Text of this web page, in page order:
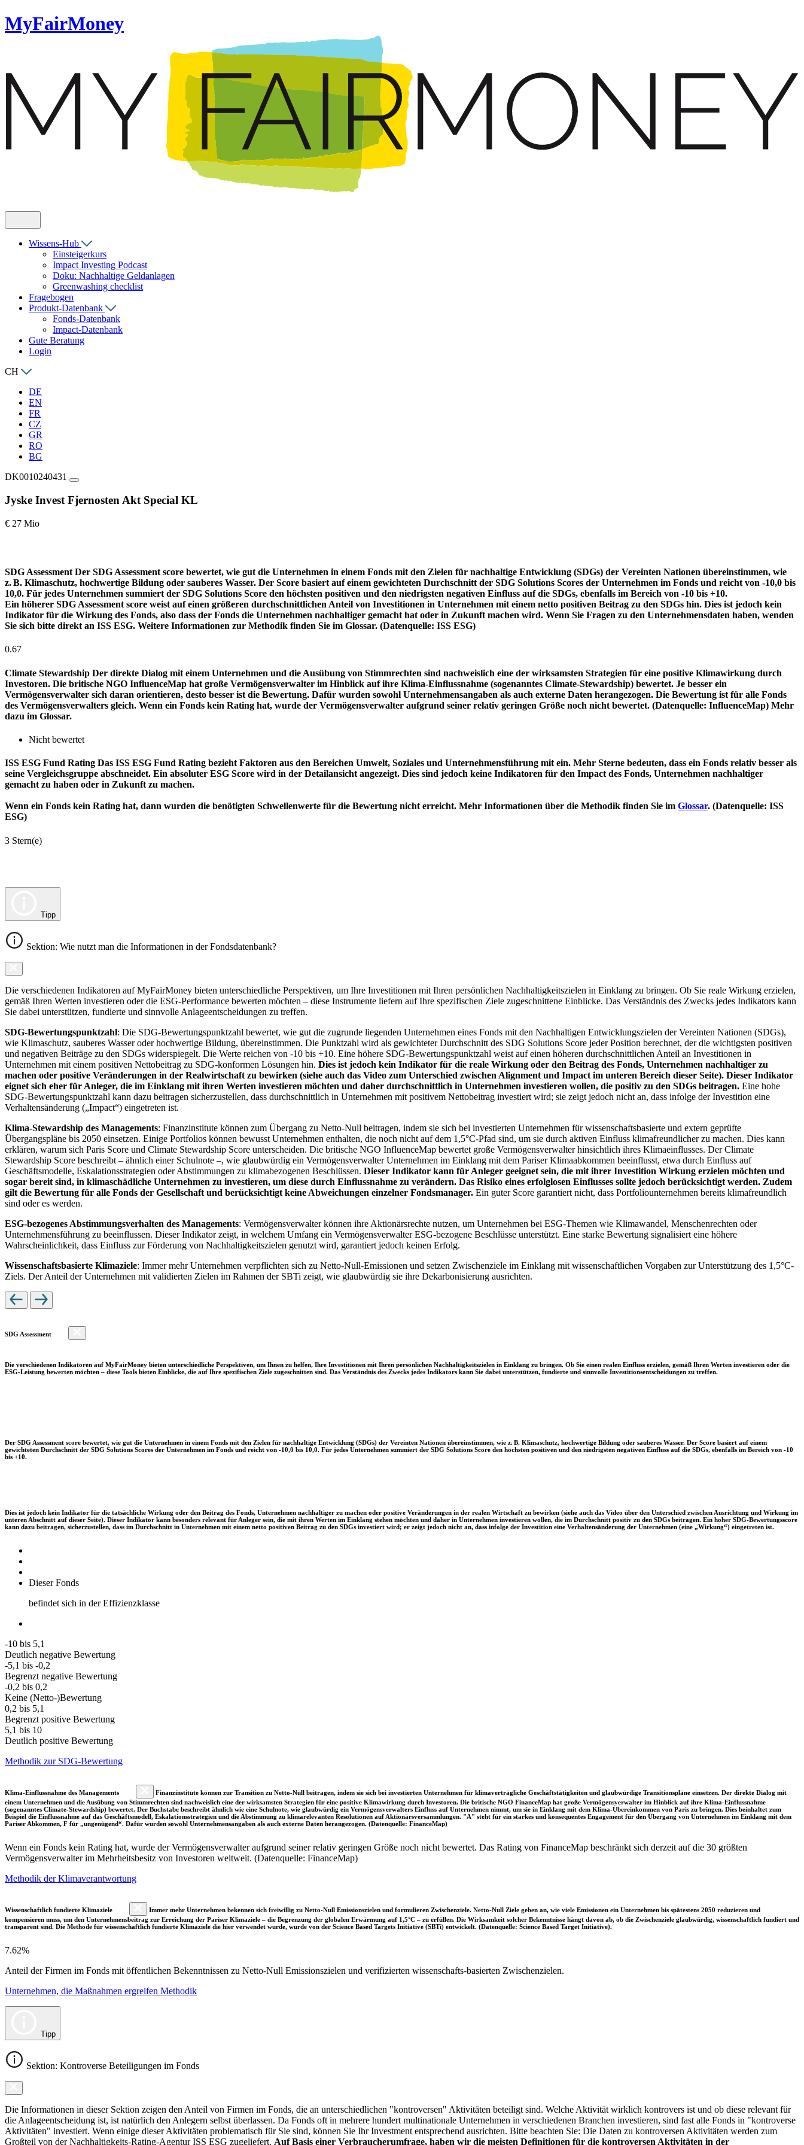
MyFairMoney
Wissens-Hub
Einsteigerkurs
Impact Investing Podcast
Doku: Nachhaltige Geldanlagen
Greenwashing checklist
Fragebogen
Produkt-Datenbank
Fonds-Datenbank
Impact-Datenbank
Gute Beratung
Login
CH
DE
EN
FR
CZ
GR
RO
BG
DK0010240431
Jyske Invest Fjernosten Akt Special KL
€ 27 Mio
SDG Assessment Der SDG Assessment score bewertet, wie gut die Unternehmen in einem Fonds mit den Zielen für nachhaltige Entwicklung (SDGs) der Vereinten Nationen übereinstimmen, wie
z. B. Klimaschutz, hochwertige Bildung oder sauberes Wasser. Der Score basiert auf einem gewichteten Durchschnitt der SDG Solutions Scores der Unternehmen im Fonds und reicht von -10,0 bis
10,0. Für jedes Unternehmen summiert der SDG Solutions Score den höchsten positiven und den niedrigsten negativen Einfluss auf die SDGs, ebenfalls im Bereich von -10 bis +10.
Ein höherer SDG Assessment score weist auf einen größeren durchschnittlichen Anteil von Investitionen in Unternehmen mit einem netto positiven Beitrag zu den SDGs hin. Dies ist jedoch kein
Indikator für die Wirkung des Fonds, also dass der Fonds die Unternehmen nachhaltiger gemacht hat oder in Zukunft machen wird. Wenn Sie Fragen zu den Unternehmensdaten haben, wenden
Sie sich bitte direkt an ISS ESG. Weitere Informationen zur Methodik finden Sie im Glossar. (Datenquelle: ISS ESG)
0.67
Climate Stewardship Der direkte Dialog mit einem Unternehmen und die Ausübung von Stimmrechten sind nachweislich eine der wirksamsten Strategien für eine positive Klimawirkung durch
Investoren. Die britische NGO InfluenceMap hat große Vermögensverwalter im Hinblick auf ihre Klima-Einflussnahme (sogenanntes Climate-Stewardship) bewertet. Je besser ein
Vermögensverwalter sich daran orientieren, desto besser ist die Bewertung. Dafür wurden sowohl Unternehmensangaben als auch externe Daten herangezogen. Die Bewertung ist für alle Fonds
des Vermögensverwalters gleich. Wenn ein Fonds kein Rating hat, wurde der Vermögensverwalter aufgrund seiner relativ geringen Größe noch nicht bewertet. (Datenquelle: InfluenceMap) Mehr
dazu im Glossar.
Nicht bewertet
ISS ESG Fund Rating Das ISS ESG Fund Rating bezieht Faktoren aus den Bereichen Umwelt, Soziales und Unternehmensführung mit ein. Mehr Sterne bedeuten, dass ein Fonds relativ besser als
seine Vergleichsgruppe abschneidet. Ein absoluter ESG Score wird in der Detailansicht angezeigt. Dies sind jedoch keine Indikatoren für den Impact des Fonds, Unternehmen nachhaltiger
gemacht zu haben oder in Zukunft zu machen.
Wenn ein Fonds kein Rating hat, dann wurden die benötigten Schwellenwerte für die Bewertung nicht erreicht. Mehr Informationen über die Methodik finden Sie im Glossar. (Datenquelle: ISS
ESG)
3 Stern(e)
Tipp
Sektion: Wie nutzt man die Informationen in der Fondsdatenbank?
Die verschiedenen Indikatoren auf MyFairMoney bieten unterschiedliche Perspektiven, um Ihre Investitionen mit Ihren persönlichen Nachhaltigkeitszielen in Einklang zu bringen. Ob Sie reale Wirkung erzielen,
gemäß Ihren Werten investieren oder die ESG-Performance bewerten möchten – diese Instrumente liefern auf Ihre spezifischen Ziele zugeschnittene Einblicke. Das Verständnis des Zwecks jedes Indikators kann
Sie dabei unterstützen, fundierte und sinnvolle Anlageentscheidungen zu treffen.
SDG-Bewertungspunktzahl: Die SDG-Bewertungspunktzahl bewertet, wie gut die zugrunde liegenden Unternehmen eines Fonds mit den Nachhaltigen Entwicklungszielen der Vereinten Nationen (SDGs),
wie Klimaschutz, sauberes Wasser oder hochwertige Bildung, übereinstimmen. Die Punktzahl wird als gewichteter Durchschnitt des SDG Solutions Score jeder Position berechnet, der die wichtigsten positiven
und negativen Beiträge zu den SDGs widerspiegelt. Die Werte reichen von -10 bis +10. Eine höhere SDG-Bewertungspunktzahl weist auf einen höheren durchschnittlichen Anteil an Investitionen in
Unternehmen mit einem positiven Nettobeitrag zu SDG-konformen Lösungen hin. Dies ist jedoch kein Indikator für die reale Wirkung oder den Beitrag des Fonds, Unternehmen nachhaltiger zu
machen oder positive Veränderungen in der Realwirtschaft zu bewirken (siehe auch das Video zum Unterschied zwischen Alignment und Impact im unteren Bereich dieser Seite). Dieser Indikator
eignet sich eher für Anleger, die im Einklang mit ihren Werten investieren möchten und daher durchschnittlich in Unternehmen investieren wollen, die positiv zu den SDGs beitragen. Eine hohe
SDG-Bewertungspunktzahl kann dazu beitragen sicherzustellen, dass durchschnittlich in Unternehmen mit positivem Nettobeitrag investiert wird; sie zeigt jedoch nicht an, dass infolge der Investition eine
Verhaltensänderung („Impact“) eingetreten ist.
Klima-Stewardship des Managements: Finanzinstitute können zum Übergang zu Netto-Null beitragen, indem sie sich bei investierten Unternehmen für wissenschaftsbasierte und extern geprüfte
Übergangspläne bis 2050 einsetzen. Einige Portfolios können bewusst Unternehmen enthalten, die noch nicht auf dem 1,5°C-Pfad sind, um sie durch aktiven Einfluss klimafreundlicher zu machen. Dies kann
erklären, warum sich Paris Score und Climate Stewardship Score unterscheiden. Die britische NGO InfluenceMap bewertet große Vermögensverwalter hinsichtlich ihres Klimaeinflusses. Der Climate
Stewardship Score beschreibt – ähnlich einer Schulnote –, wie glaubwürdig ein Vermögensverwalter Unternehmen im Einklang mit dem Pariser Klimaabkommen beeinflusst, etwa durch Einfluss auf
Geschäftsmodelle, Eskalationsstrategien oder Abstimmungen zu klimabezogenen Beschlüssen. Dieser Indikator kann für Anleger geeignet sein, die mit ihrer Investition Wirkung erzielen möchten und
sogar bereit sind, in klimaschädliche Unternehmen zu investieren, um diese durch Einflussnahme zu verändern. Das Risiko eines erfolglosen Einflusses sollte jedoch berücksichtigt werden. Zudem
gilt die Bewertung für alle Fonds der Gesellschaft und berücksichtigt keine Abweichungen einzelner Fondsmanager. Ein guter Score garantiert nicht, dass Portfoliounternehmen bereits klimafreundlich
sind oder es werden.
ESG-bezogenes Abstimmungsverhalten des Managements: Vermögensverwalter können ihre Aktionärsrechte nutzen, um Unternehmen bei ESG-Themen wie Klimawandel, Menschenrechten oder
Unternehmensführung zu beeinflussen. Dieser Indikator zeigt, in welchem Umfang ein Vermögensverwalter ESG-bezogene Beschlüsse unterstützt. Eine starke Bewertung signalisiert eine höhere
Wahrscheinlichkeit, dass Einfluss zur Förderung von Nachhaltigkeitszielen genutzt wird, garantiert jedoch keinen Erfolg.
Wissenschaftsbasierte Klimaziele: Immer mehr Unternehmen verpflichten sich zu Netto-Null-Emissionen und setzen Zwischenziele im Einklang mit wissenschaftlichen Vorgaben zur Unterstützung des 1,5°C-
Ziels. Der Anteil der Unternehmen mit validierten Zielen im Rahmen der SBTi zeigt, wie glaubwürdig sie ihre Dekarbonisierung ausrichten.
SDG Assessment
Die verschiedenen Indikatoren auf MyFairMoney bieten unterschiedliche Perspektiven, um Ihnen zu helfen, Ihre Investitionen mit Ihren persönlichen Nachhaltigkeitszielen in Einklang zu bringen. Ob Sie einen realen Einfluss erzielen, gemäß Ihren Werten investieren oder die
ESG-Leistung bewerten möchten – diese Tools bieten Einblicke, die auf Ihre spezifischen Ziele zugeschnitten sind. Das Verständnis des Zwecks jedes Indikators kann Sie dabei unterstützen, fundierte und sinnvolle Investitionsentscheidungen zu treffen.
Der SDG Assessment score bewertet, wie gut die Unternehmen in einem Fonds mit den Zielen für nachhaltige Entwicklung (SDGs) der Vereinten Nationen übereinstimmen, wie z. B. Klimaschutz, hochwertige Bildung oder sauberes Wasser. Der Score basiert auf einem
gewichteten Durchschnitt der SDG Solutions Scores der Unternehmen im Fonds und reicht von -10,0 bis 10,0. Für jedes Unternehmen summiert der SDG Solutions Score den höchsten positiven und den niedrigsten negativen Einfluss auf die SDGs, ebenfalls im Bereich von -10
bis +10.
Dies ist jedoch kein Indikator für die tatsächliche Wirkung oder den Beitrag des Fonds, Unternehmen nachhaltiger zu machen oder positive Veränderungen in der realen Wirtschaft zu bewirken (siehe auch das Video über den Unterschied zwischen Ausrichtung und Wirkung im
unteren Abschnitt auf dieser Seite). Dieser Indikator kann besonders relevant für Anleger sein, die mit ihren Werten im Einklang stehen möchten und daher in Unternehmen investieren wollen, die im Durchschnitt positiv zu den SDGs beitragen. Ein hoher SDG-Bewertungsscore
kann dazu beitragen, sicherzustellen, dass im Durchschnitt in Unternehmen mit einem netto positiven Beitrag zu den SDGs investiert wird; er zeigt jedoch nicht an, dass infolge der Investition eine Verhaltensänderung der Unternehmen (eine „Wirkung“) eingetreten ist.
Dieser Fonds
befindet sich in der Effizienzklasse
-10 bis 5,1
Deutlich negative Bewertung
-5,1 bis -0,2
Begrenzt negative Bewertung
-0,2 bis 0,2
Keine (Netto-)Bewertung
0,2 bis 5,1
Begrenzt positive Bewertung
5,1 bis 10
Deutlich positive Bewertung
Methodik zur SDG-Bewertung
Klima-Einflussnahme des Managements
Finanzinstitute können zur Transition zu Netto-Null beitragen, indem sie sich bei investierten Unternehmen für klimaverträgliche Geschäftstätigkeiten und glaubwürdige Transitionspläne einsetzen. Der direkte Dialog mit
einem Unternehmen und die Ausübung von Stimmrechten sind nachweislich eine der wirksamsten Strategien für eine positive Klimawirkung durch Investoren. Die britische NGO FinanceMap hat große Vermögensverwalter im Hinblick auf ihre Klima-Einflussnahme
(sogenanntes Climate-Stewardship) bewertet. Der Buchstabe beschreibt ähnlich wie eine Schulnote, wie glaubwürdig ein Vermögensverwalters Einfluss auf Unternehmen nimmt, um sie in Einklang mit dem Klima-Übereinkommen von Paris zu bringen. Dies beinhaltet zum
Beispiel die Einflussnahme auf das Geschäftsmodell, Eskalationsstrategien und die Abstimmung zu klimarelevanten Resolutionen auf Aktionärsversammlungen. "A" steht für ein starkes und konsequentes Engagement für den Übergang von Unternehmen im Einklang mit dem
Pariser Abkommen, F für „ungenügend“. Dafür wurden sowohl Unternehmensangaben als auch externe Daten herangezogen. (Datenquelle: FinanceMap)
Wenn ein Fonds kein Rating hat, wurde der Vermögensverwalter aufgrund seiner relativ geringen Größe noch nicht bewertet. Das Rating von FinanceMap beschränkt sich derzeit auf die 30 größten
Vermögensverwalter im Mehrheitsbesitz von Investoren weltweit. (Datenquelle: FinanceMap)
Methodik der Klimaverantwortung
Wissenschaftlich fundierte Klimaziele
Immer mehr Unternehmen bekennen sich freiwillig zu Netto-Null Emissionszielen und formulieren Zwischenziele. Netto-Null Ziele geben an, wie viele Emissionen ein Unternehmen bis spätestens 2050 reduzieren und
kompensieren muss, um den Unternehmensbeitrag zur Erreichung der Pariser Klimaziele – die Begrenzung der globalen Erwärmung auf 1,5°C – zu erfüllen. Die Wirksamkeit solcher Bekenntnisse hängt davon ab, ob die Zwischenziele glaubwürdig, wissenschaftlich fundiert und
transparent sind. Die Methode für wissenschaftlich fundierte Klimaziele die hier verwendet wurde, wurde von der Science Based Targets Initiative (SBTi) entwickelt. (Datenquelle: Science Based Target Initiative).
7.62%
Anteil der Firmen im Fonds mit öffentlichen Bekenntnissen zu Netto-Null Emissionszielen und verifizierten wissenschafts-basierten Zwischenzielen.
Unternehmen, die Maßnahmen ergreifen Methodik
Tipp
Sektion: Kontroverse Beteiligungen im Fonds
Die Informationen in dieser Sektion zeigen den Anteil von Firmen im Fonds, die an unterschiedlichen "kontroversen" Aktivitäten beteiligt sind. Welche Aktivität wirklich kontrovers ist und ob diese relevant für
die Anlageentscheidung ist, ist natürlich den Anlegern selbst überlassen. Da Fonds oft in mehrere hundert multinationale Unternehmen in verschiedenen Branchen investieren, sind fast alle Fonds in "kontroverse
Aktivitäten" investiert. Wenn einige dieser Aktivitäten problematisch für Sie sind, können Sie Ihr Investment entsprechend ausrichten. Bitte beachten Sie: Die Daten zu kontroversen Aktivitäten werden zum
Großteil von der Nachhaltigkeits-Rating-Agentur ISS ESG zugeliefert. Auf Basis einer Verbraucherumfrage, haben wir die meisten Definitionen für die kontroversen Aktivitäten in der